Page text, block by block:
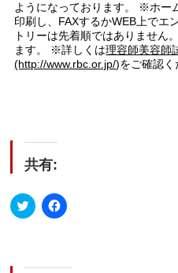
ようになっております。 ※ホー
印刷し、FAXするかWEB上で
トリーは先着順ではありません
ます。 ※詳しくは理容師美容師
(http://www.rbc.or.jp/)をご確認く
共有:
ク
リ
Twitter
Facebook
で
に